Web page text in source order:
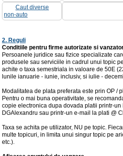
Caut diverse
non-auto
2. Reguli
Conditiile pentru firme autorizate si
Persoanele juridice sau fizice specializate
produsele sau serviciile in cadrul unui topic
achite o taxa semestriala in valoare de 50E
lunile ianuarie - iunie, inclusiv, si iulie -
Modalitatea de plata preferata este prin OP /
Pentru o mai buna operativitate, se
copie electronica dupa dovada platii printr-un
DGAlexandru sau printr-un e-mail la plati @
Taxa se achita pe utilizator, NU pe topic.
multe topicuri, in limita unui singur topic pe
etc.).